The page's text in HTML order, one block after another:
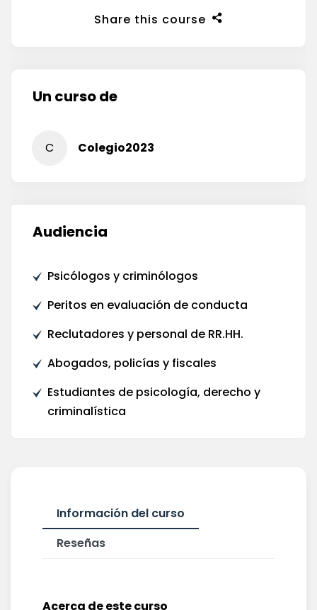
Información del curso
Reseñas
Acerca de este curso
Share this course
Un curso de
C Colegio2023
Audiencia
Psicólogos y criminólogos
Peritos en evaluación de conducta
Reclutadores y personal de RR.HH.
Abogados, policías y fiscales
Estudiantes de psicología, derecho y
criminalística